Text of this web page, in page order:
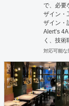
で、必要
ザイン・
ザイン・
Alert’s
く、技
有し確か
ですので
「歩き出
続けて来
う。「溢
溢れる事
対応可能な